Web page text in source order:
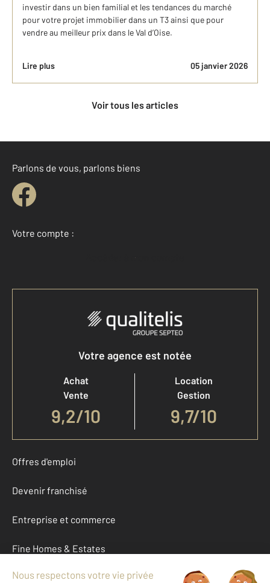
investir dans un bien familial et les tendances du marché
pour votre projet immobilier dans un T3 ainsi que pour
vendre au meilleur prix dans le Val d’Oise.
Lire plus 05 janvier 2026
Voir tous les articles
Parlons de vous, parlons biens
Votre compte :
Accéder à mon compte
Votre agence est notée
Achat
Vente
9,2/10
Location
Gestion
9,7/10
Offres d'emploi
Devenir franchisé
Entreprise et commerce
Fine Homes & Estates
À propos